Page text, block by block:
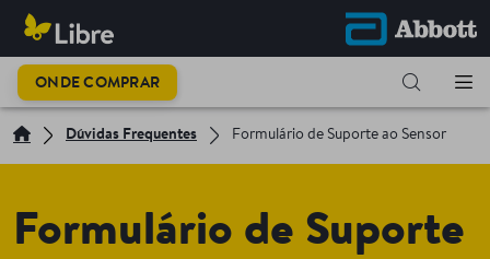
ONDE COMPRAR
Dúvidas Frequentes Formulário de Suporte ao Sensor
Formulário de Suporte